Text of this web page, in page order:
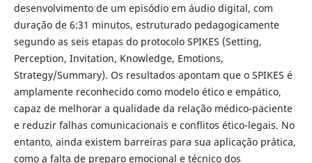
desenvolvimento de um episódio em áudio digital, com
duração de 6:31 minutos, estruturado pedagogicamente
segundo as seis etapas do protocolo SPIKES (Setting,
Perception, Invitation, Knowledge, Emotions,
Strategy/Summary). Os resultados apontam que o SPIKES é
amplamente reconhecido como modelo ético e empático,
capaz de melhorar a qualidade da relação médico-paciente
e reduzir falhas comunicacionais e conflitos ético-legais. No
entanto, ainda existem barreiras para sua aplicação prática,
como a falta de preparo emocional e técnico dos